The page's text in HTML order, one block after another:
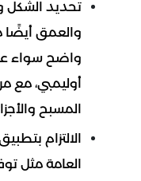
تحديد الشكل
والعمق
واضح سواء
أوليمبي، مع
المسبح
الالتزام
العامة مثل